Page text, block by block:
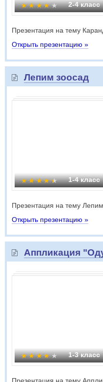
2-4 класс
Презентация на тему
Открыть презентацию »
Лепим зоосад
1-4 класс
Презентация на тему
Открыть презентацию »
Аппликация
1-3 класс